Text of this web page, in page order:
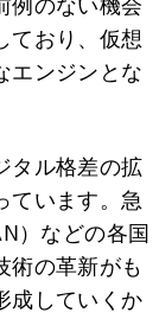
例のない機会
ており、仮想
エンジンとな
タル格差の拡
ています。急
）などの各国
術の革新がも
成していくか